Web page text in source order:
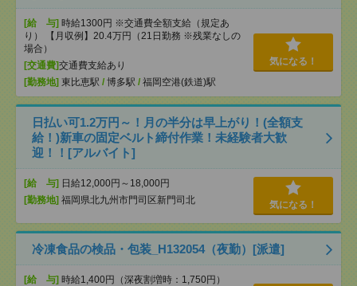
[給 与] 時給1300円 ※交通費全額支給（規定あ
り） 【月収例】20.4万円（21日勤務 ※残業なしの
場合）
[交通費]交通費支給あり
[勤務地] 東比恵駅 / 博多駅 / 福岡空港(鉄道)駅
気になる！
日払い可1.2万円～！月の半分は早上がり！(全額支
給！)新車の固定ベルト締付作業！未経験者大歓
迎！！[アルバイト]
[給 与] 日給12,000円～18,000円
[勤務地] 福岡県北九州市門司区新門司北 気になる！
冷凍食品の検品・包装_H132054（夜勤）[派遣]
[給 与] 時給1,400円（深夜割増時：1,750円）